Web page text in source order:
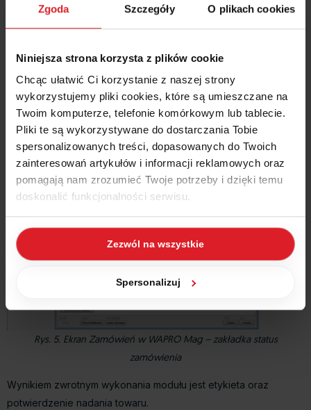
Zgoda Szczegóły O plikach cookies
Niniejsza strona korzysta z plików cookie
Chcąc ułatwić Ci korzystanie z naszej strony
wykorzystujemy pliki cookies, które są umieszczane na
Twoim komputerze, telefonie komórkowym lub tablecie.
Pliki te są wykorzystywane do dostarczania Tobie
spersonalizowanych treści, dopasowanych do Twoich
zainteresowań artykułów i informacji reklamowych oraz
pomagają nam zrozumieć Twoje potrzeby i dzięki temu
doskonalić funkcjonalności serwisu.
Część z plików jest niezbędna do prawidłowego działania
serwisu i jego funkcjonalności. Jeżeli nie wyrażasz
zgody na zapisywanie plików cookies, możesz łatwo
zarządzać swoimi uprawnieniami, np. we własnej
Zarządzaj cookies. Szczegółowe informacje na ten temat
znajdziesz w naszejPolityce CookiesiPolityce
Prywatności.
Dowiedz się więcej o tym, jak Google przetwarza dane
osobowe
https://business.safety.google/privacy/
Zezwól na wszystkie
Spersonalizuj
Rys. 4. Ekran Zamówień w WAPRO Mag – zakładka informacje
Kolejną informacją przekazywaną przez moduł do WAPRO Mag
jest ustawienie wartości statusu zamówienia na „wysłane (S)”.
Zmiana statusu skutkuje również zmianami na sklepach, które są
z nim połączone (np. Abstore lub Mistral).
Rys. 5. Ekran Zamówień w WAPRO Mag – zakładka status
zamówienia
Wynikiem zwrotnym wykonania modułu jest etykieta oraz
potwierdzenie nadania towaru.